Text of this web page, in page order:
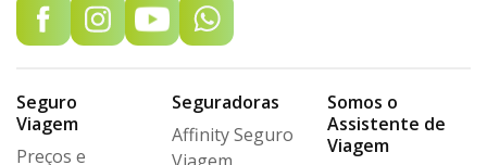
Seguro
Viagem
Preços e
Seguradoras
Affinity Seguro
Somos o
Assistente de
Viagem